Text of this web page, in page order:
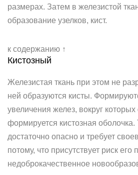
размерах. Затем в железистой
образование узелков, кист.
к содержанию ↑
Кистозный
Железистая ткань при этом не
ней образуются кисты.
увеличения желез, вокруг
формируется кистозная оболочка.
достаточно опасно и требует
потому, что присутствует риск
недоброкачественное